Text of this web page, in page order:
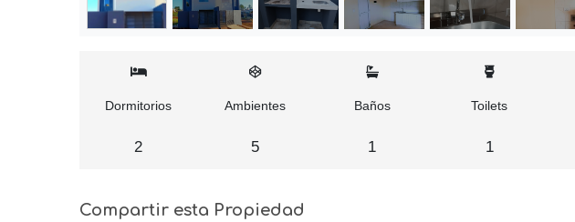
Dormitorios
2
Ambientes
5
Baños
1
Toilets
1
Compartir esta Propiedad